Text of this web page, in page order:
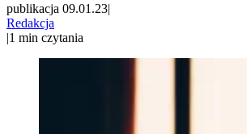
publikacja 09.01.23|
Redakcja
|1 min czytania